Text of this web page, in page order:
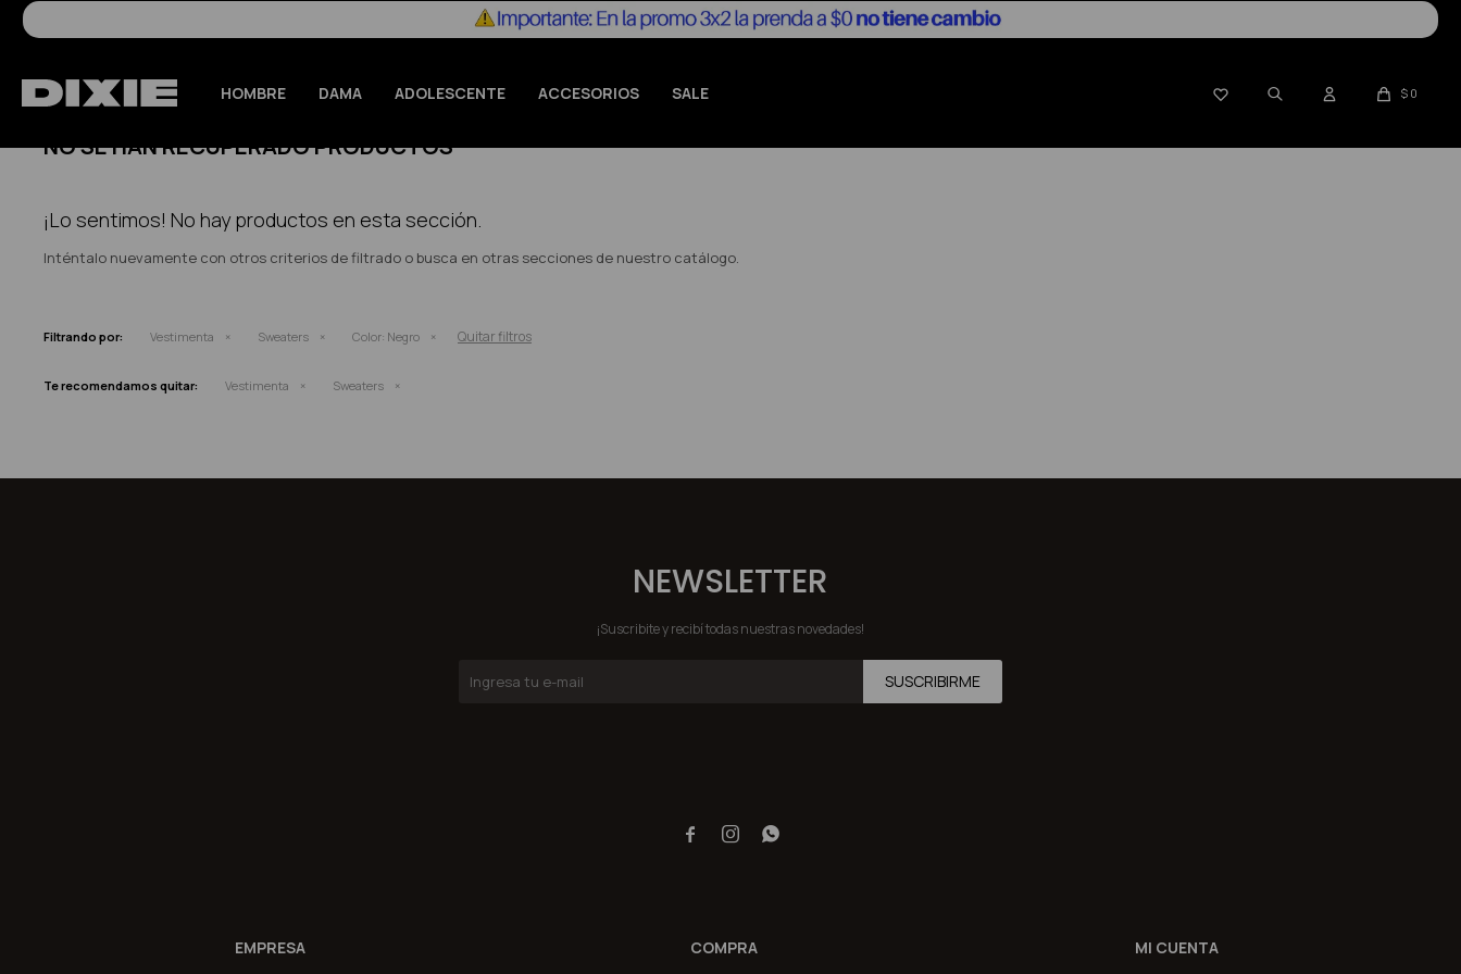
HOMBRE DAMA ADOLESCENTE ACCESORIOS SALE  $ 0
NO SE HAN RECUPERADO PRODUCTOS
¡Lo sentimos! No hay productos en esta sección.
Inténtalo nuevamente con otros criterios de filtrado o busca en otras secciones de nuestro catálogo.
Filtrando por: Vestimenta Sweaters Color: Negro Quitar filtros
Te recomendamos quitar: Vestimenta Sweaters
EMPRESA COMPRA MI CUENTA
NEWSLETTER
¡Suscribite y recibí todas nuestras novedades!
SUSCRIBIRME
  